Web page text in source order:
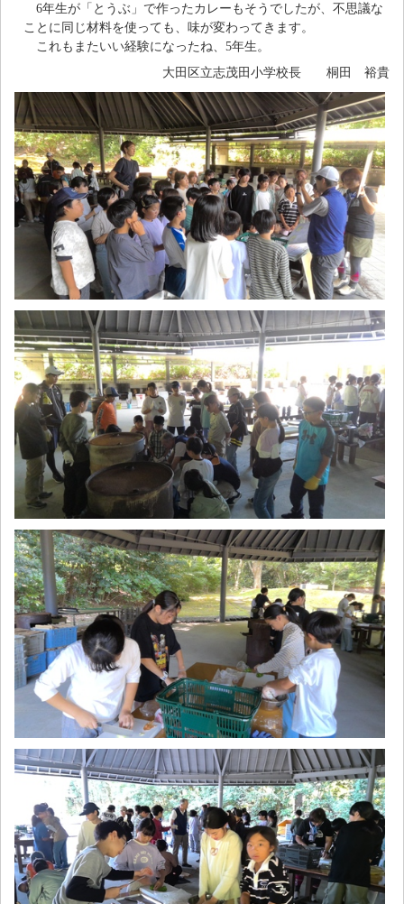
6年生が「とうぶ」で作ったカレーもそうでしたが、不思議な
ことに同じ材料を使っても、味が変わってきます。
これもまたいい経験になったね、5年生。
大田区立志茂田小学校長 桐田 裕貴